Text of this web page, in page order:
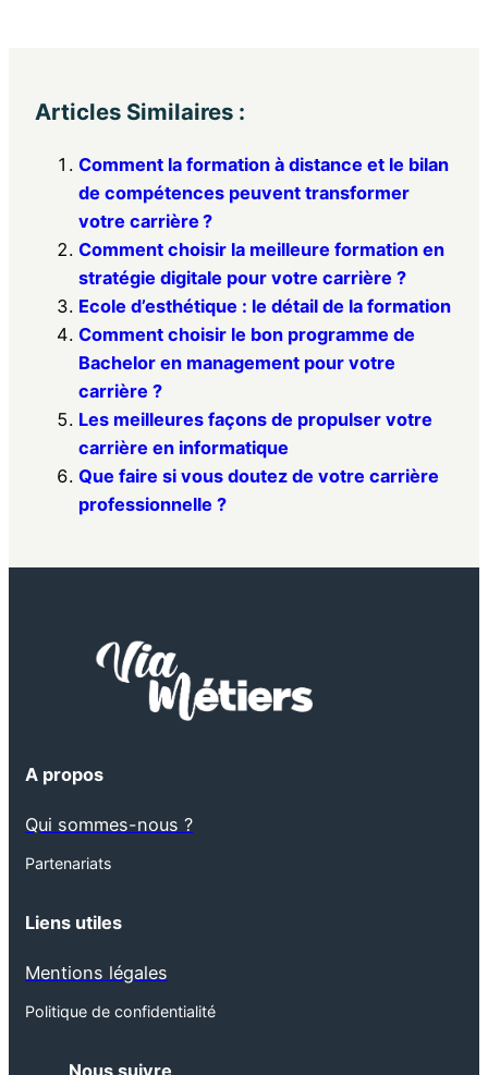
Articles Similaires :
Comment la formation à distance et le bilan
de compétences peuvent transformer
votre carrière ?
Comment choisir la meilleure formation en
stratégie digitale pour votre carrière ?
Ecole d’esthétique : le détail de la formation
Comment choisir le bon programme de
Bachelor en management pour votre
carrière ?
Les meilleures façons de propulser votre
carrière en informatique
Que faire si vous doutez de votre carrière
professionnelle ?
A propos
Qui sommes-nous ?
Partenariats
Liens utiles
Mentions légales
Politique de confidentialité